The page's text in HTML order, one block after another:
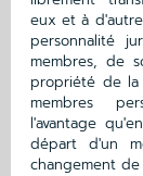
eux et à
personnalité
membres, de
propriété de la
membres
l'avantage
départ d'un
changement